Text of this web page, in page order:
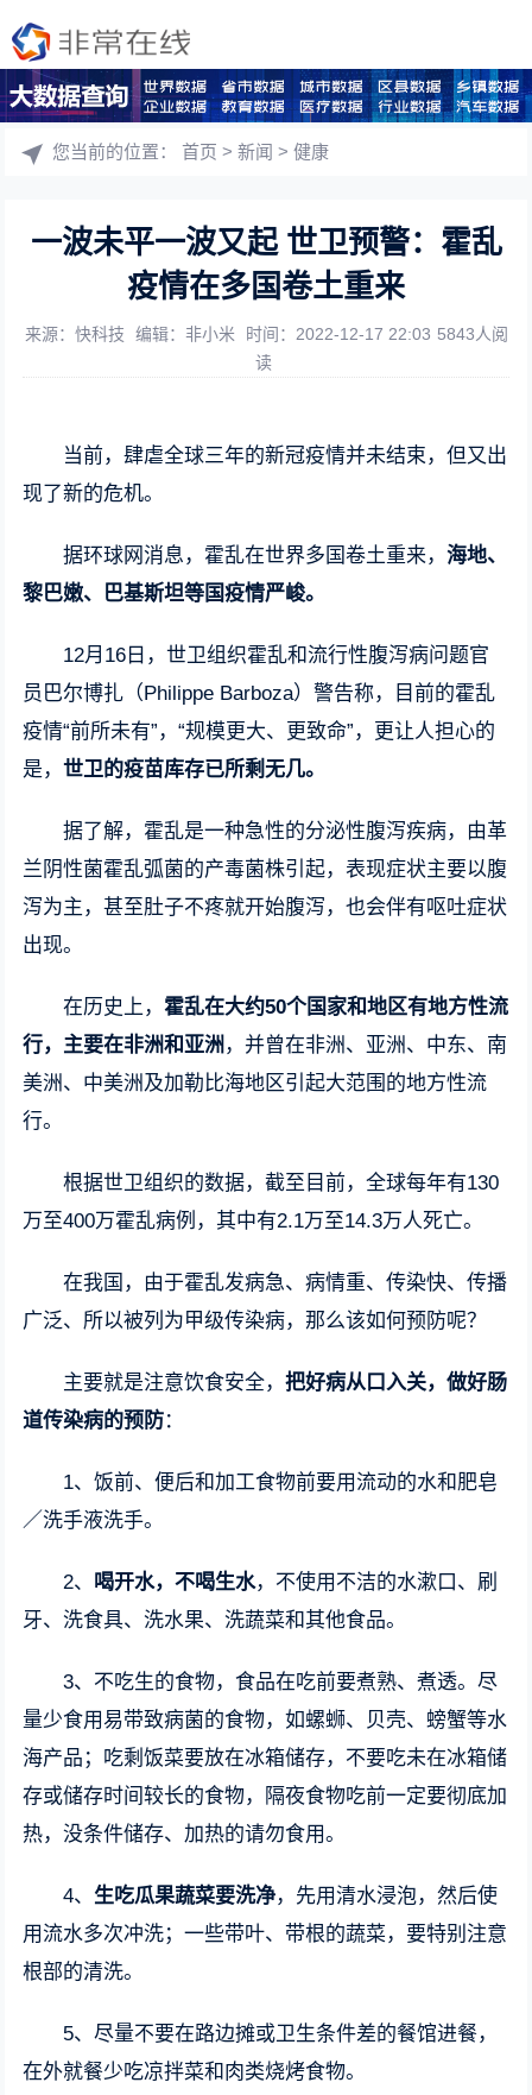
您当前的位置：首页 >新闻 >健康
一波未平一波又起 世卫预警：霍乱
疫情在多国卷土重来
来源：快科技 编辑：非小米 时间：2022-12-17 22:03 5843人阅
读
当前，肆虐全球三年的新冠疫情并未结束，但又出
现了新的危机。
据环球网消息 ，霍乱在世界多国卷土重来，海地、
黎巴嫩、巴基斯坦等国疫情严峻。
12月16日，世卫组织霍乱和流行性腹泻病问题官
员巴尔博扎（Philippe Barboza）警告称，目前的霍乱
疫情“前所未有”，“规模更大、更致命”，更让人担心的
是，世卫的疫苗库存已所剩无几。
据了解，霍乱是一种急性的分泌性腹泻疾病，由革
兰阴性菌霍乱弧菌的产毒菌株引起，表现症状主要以腹
泻为主，甚至肚子不疼就开始腹泻，也会伴有呕吐症状
出现。
在历史上，霍乱在大约50个国家和地区有地方性流
行，主要在非洲和亚洲 ，并曾在非洲、亚洲、中东、南
美洲、中美洲及加勒比海地区引起大范围的地方性流
行。
根据世卫组织的数据，截至目前，全球每年有130
万至400万霍乱病例，其中有2.1万至14.3万人死亡。
在我国，由于霍乱发病急、病情重、传染快、传播
广泛、所以被列为甲级传染病，那么该如何预防呢？
主要就是注意饮食安全，把好病从口入关，做好肠
道传染病的预防：
1、饭前、便后和加工食物前要用流动的水和肥皂
／洗手液洗手。
2、 喝开水，不喝生水，不使用不洁的水漱口、刷
牙、洗食具、洗水果、洗蔬菜和其他食品。
3、不吃生的食物，食品在吃前要煮熟、煮透。尽
量少食用易带致病菌的食物，如螺蛳、贝壳、螃蟹等水
海产品；吃剩饭菜要放在冰箱储存，不要吃未在冰箱储
存或储存时间较长的食物，隔夜食物吃前一定要彻底加
热，没条件储存、加热的请勿食用。
4、 生吃瓜果蔬菜要洗净，先用清水浸泡，然后使
用流水多次冲洗；一些带叶、带根的蔬菜，要特别注意
根部的清洗。
5、尽量不要在路边摊或卫生条件差的餐馆进餐，
在外就餐少吃凉拌菜和肉类烧烤食物。